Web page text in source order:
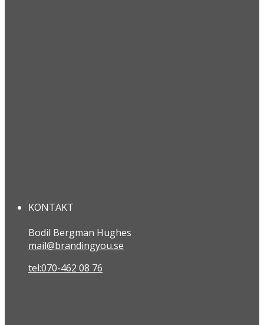
KONTAKT
Bodil Bergman Hughes
mail@brandingyou.se
tel:070-462 08 76